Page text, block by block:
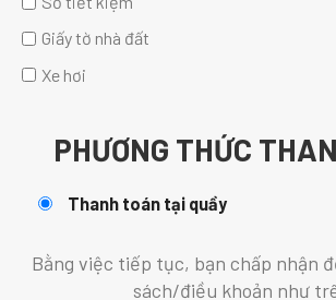
Giấy tờ nhà đất
Xe hơi
PHƯƠNG THỨC
Thanh toán tại quầy
Bằng việc tiếp tục, bạn chấp nhận
sách/điều khoản như